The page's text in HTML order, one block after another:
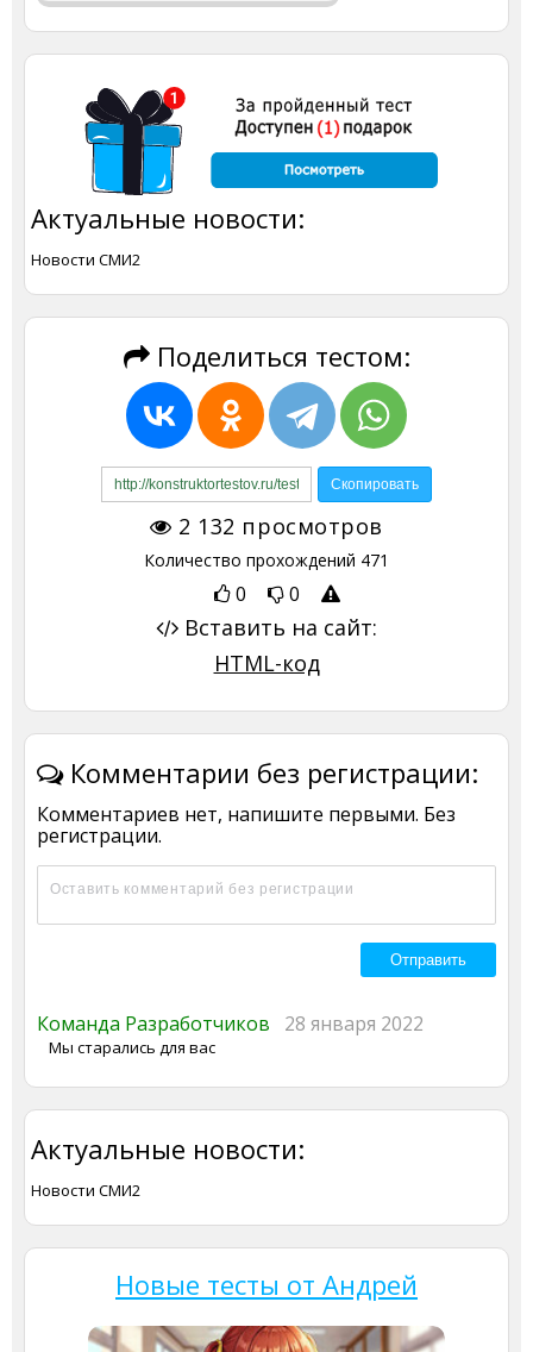
Актуальные новости:
Новости СМИ2
Поделиться тестом:
2 132 просмотров
Количество прохождений 471
0 0
Вставить на сайт:
HTML-код
Комментарии без регистрации:
Комментариев нет, напишите первыми. Без
регистрации.
Команда Разработчиков 28 января 2022
Мы старались для вас
Актуальные новости:
Новости СМИ2
Новые тесты от Андрей